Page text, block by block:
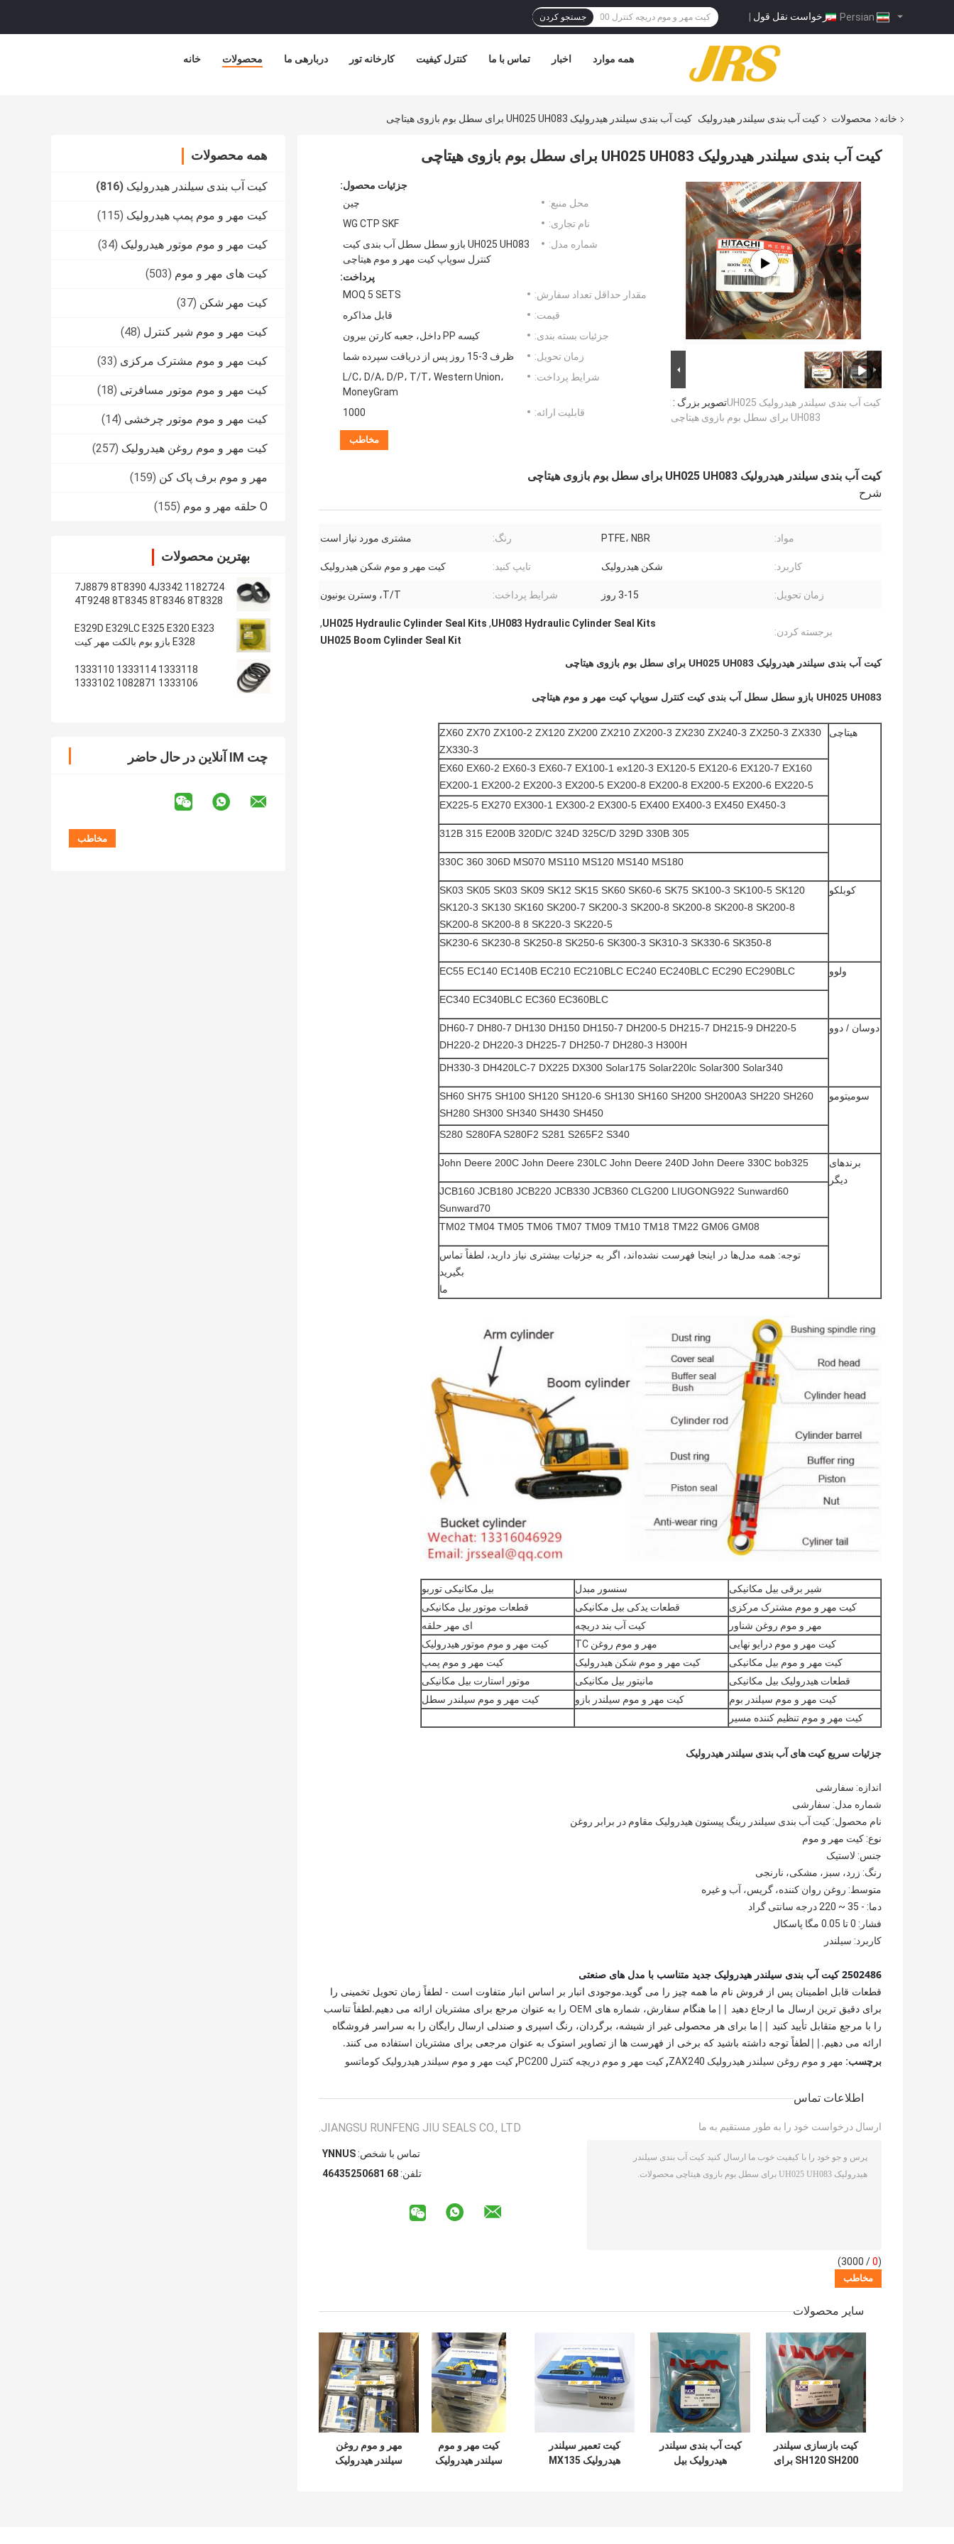
درخواست نقل قول | جستجو کردن
خانه محصولات دربارهی ما کارخانه تور کنترل کیفیت تماس با ما اخبار همه موارد
خانه محصولات کیت آب بندی سیلندر هیدرولیک کیت آب بندی سیلندر هیدرولیک UH025 UH083 برای سطل بوم بازوی هیتاچی
همه محصولات
کیت آب بندی سیلندر هیدرولیک (816)
کیت مهر و موم پمپ هیدرولیک (115)
کیت مهر و موم موتور هیدرولیک (34)
کیت های مهر و موم (503)
کیت مهر شکن (37)
کیت مهر و موم شیر کنترل (48)
کیت مهر و موم مشترک مرکزی (33)
کیت مهر و موم موتور مسافرتی (18)
کیت مهر و موم موتور چرخشی (14)
کیت مهر و موم روغن هیدرولیک (257)
مهر و موم برف پاک کن (159)
O حلقه مهر و موم (155)
بهترین محصولات
1182724 7J8879 8T8390 4J3342
4T9248 8T8345 8T8346 8T8328
E329D E329LC E325 E320 E323
E328 بازو بوم بالکت مهر کیت
1333118 1333114 1333110
1333106 1082871 1333102
چت IM آنلاین در حال حاضر
کیت آب بندی سیلندر هیدرولیک UH025 UH083 برای سطل بوم بازوی هیتاچی
تصویر بزرگ :کیت آب بندی سیلندر هیدرولیک UH025
UH083 برای سطل بوم بازوی هیتاچی
جزئیات محصول:
محل منبع:
چین
نام تجاری:
WG CTP SKF
شماره مدل:
UH025 UH083 بازو سطل سطل آب بندی کیت
کنترل سوپاپ کیت مهر و موم هیتاچی
پرداخت:
مقدار حداقل تعداد سفارش:
MOQ 5 SETS
قیمت:
قابل مذاکره
جزئیات بسته بندی:
کیسه PP داخل، جعبه کارتن بیرون
زمان تحویل:
ظرف 3-15 روز پس از دریافت سپرده شما
شرایط پرداخت:
L/C، D/A، D/P، T/T، Western Union،
MoneyGram
قابلیت ارائه:
1000
مخاطب
کیت آب بندی سیلندر هیدرولیک UH025 UH083 برای سطل بوم بازوی هیتاچی
شرح
مواد: PTFE، NBR رنگ: مشتری مورد نیاز است
کاربرد: شکن هیدرولیک تایپ کنید: کیت مهر و موم شکن هیدرولیک
زمان تحویل: 3-15 روز شرایط پرداخت: T/T، وسترن یونیون
برجسته کردن:
UH083 Hydraulic Cylinder Seal Kits
,
UH025 Hydraulic Cylinder Seal Kits
,
UH025 Boom Cylinder Seal Kit
کیت آب بندی سیلندر هیدرولیک UH025 UH083 برای سطل بوم بازوی هیتاچی
UH025 UH083 بازو سطل سطل آب بندی کیت کنترل سوپاپ کیت مهر و موم هیتاچی
هیتاچی
ZX60 ZX70 ZX100-2 ZX120 ZX200 ZX210 ZX200-3 ZX230 ZX240-3 ZX250-3 ZX330
ZX330-3
EX60 EX60-2 EX60-3 EX60-7 EX100-1 ex120-3 EX120-5 EX120-6 EX120-7 EX160
EX200-1 EX200-2 EX200-3 EX200-5 EX200-8 EX200-8 EX200-5 EX200-6 EX220-5
EX225-5 EX270 EX300-1 EX300-2 EX300-5 EX400 EX400-3 EX450 EX450-3
305 312B 315 E200B 320D/C 324D 325C/D 329D 330B
330C 360 306D MS070 MS110 MS120 MS140 MS180
کوبلکو
SK03 SK05 SK03 SK09 SK12 SK15 SK60 SK60-6 SK75 SK100-3 SK100-5 SK120
SK120-3 SK130 SK160 SK200-7 SK200-3 SK200-8 SK200-8 SK200-8 SK200-8
SK200-8 SK200-8 8 SK220-3 SK220-5
SK230-6 SK230-8 SK250-8 SK250-6 SK300-3 SK310-3 SK330-6 SK350-8
ولوو EC55 EC140 EC140B EC210 EC210BLC EC240 EC240BLC EC290 EC290BLC
EC340 EC340BLC EC360 EC360BLC
دوسان / دوو
DH60-7 DH80-7 DH130 DH150 DH150-7 DH200-5 DH215-7 DH215-9 DH220-5
DH220-2 DH220-3 DH225-7 DH250-7 DH280-3 H300H
DH330-3 DH420LC-7 DX225 DX300 Solar175 Solar220lc Solar300 Solar340
سومیتومو
SH60 SH75 SH100 SH120 SH120-6 SH130 SH160 SH200 SH200A3 SH220 SH260 ​​
SH280 SH300 SH340 SH430 SH450
S280 S280FA S280F2 S281 S265F2 S340
برندهای
دیگر
John Deere 200C John Deere 230LC John Deere 240D John Deere 330C bob325
JCB160 JCB180 JCB220 JCB330 JCB360 CLG200 LIUGONG922 Sunward60
Sunward70
TM02 TM04 TM05 TM06 TM07 TM09 TM10 TM18 TM22 GM06 GM08
توجه: همه مدل‌ها در اینجا فهرست نشده‌اند، اگر به جزئیات بیشتری نیاز دارید، لطفاً تماس
بگیرید
ما
شیر برقی بیل مکانیکی سنسور مبدل
بیل مکانیکی توربو
کیت مهر و موم مشترک مرکزی
قطعات یدکی بیل مکانیکی
قطعات موتور بیل مکانیکی
مهر و موم روغن شناور
کیت آب بند دریچه
ای مهر حلقه
کیت مهر و موم درایو نهایی
مهر و موم روغن TC
کیت مهر و موم موتور هیدرولیک
کیت مهر و موم بیل مکانیکی
کیت مهر و موم شکن هیدرولیک
کیت مهر و موم پمپ
قطعات هیدرولیک بیل مکانیکی
مانیتور بیل مکانیکی
موتور استارت بیل مکانیکی
کیت مهر و موم سیلندر بوم
کیت مهر و موم سیلندر بازو
کیت مهر و موم سیلندر سطل
کیت مهر و موم تنظیم کننده مسیر
جزئیات سریع کیت های آب بندی سیلندر هیدرولیک
اندازه: سفارشی
شماره مدل: سفارشی
نام محصول: کیت آب بندی سیلندر رینگ پیستون هیدرولیک مقاوم در برابر روغن
نوع: کیت مهر و موم
جنس: لاستیک
رنگ: زرد، سبز، مشکی، نارنجی
متوسط: روغن روان کننده، گریس، آب و غیره
دما: - 35 ~ 220 درجه سانتی گراد
فشار: 0 تا 0.05 مگا پاسکال
کاربرد: سیلندر
2502486 کیت آب بندی سیلندر هیدرولیک جدید متناسب با مدل های صنعتی
قطعات قابل اطمینان پس از فروش نام ما همه چیز را می گوید.موجودی انبار بر اساس انبار متفاوت است - لطفاً زمان تحویل تخمینی را
برای دقیق ترین ارسال ما ارجاع دهید ||ما هنگام سفارش، شماره های OEM را به عنوان مرجع برای مشتریان ارائه می دهیم.لطفاً تناسب
را با مرجع متقابل تأیید کنید ||ما برای هر محصولی غیر از شیشه، برگردان، رنگ اسپری و صندلی ارسال رایگان را به سراسر فروشگاه
ارائه می دهیم.||لطفاً توجه داشته باشید که برخی از فهرست ها از تصاویر استوک به عنوان مرجعی برای مشتریان استفاده می کنند.
برچسب: مهر و موم روغن سیلندر هیدرولیک ZAX240 , کیت مهر و موم دریچه کنترل PC200 , کیت مهر و موم سیلندر هیدرولیک کوماتسو
اطلاعات تماس
JIANGSU RUNFENG JIU SEALS CO., LTD.
تماس با شخص: SUNNY
تلفن: 86 18605253464
ارسال درخواست خود را به طور مستقیم به ما
(
0
/ 3000)
سایر محصولات
کیت بازسازی سیلندر
SH120 SH200 برای
کیت آب بندی سیلندر
هیدرولیک بیل
کیت تعمیر سیلندر
هیدرولیک MX135
کیت مهر و موم
سیلندر هیدرولیک
مهر و موم روغن
سیلندر هیدرولیک